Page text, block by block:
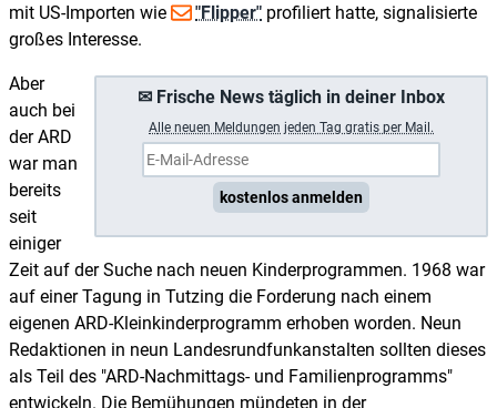
mit US-Importen wie
"Flipper" profiliert hatte, signalisierte
großes Interesse.
✉ Frische News täglich in deiner Inbox
A lle neuen Meldungen jeden Tag gratis per Mail.
kostenlos anmelden
Aber
auch bei
der ARD
war man
bereits
seit
einiger
Zeit auf der Suche nach neuen Kinderprogrammen. 1968 war
auf einer Tagung in Tutzing die Forderung nach einem
eigenen ARD-Kleinkinderprogramm erhoben worden. Neun
Redaktionen in neun Landesrundfunkanstalten sollten dieses
als Teil des "ARD-Nachmittags- und Familienprogramms"
entwickeln. Die Bemühungen mündeten in der